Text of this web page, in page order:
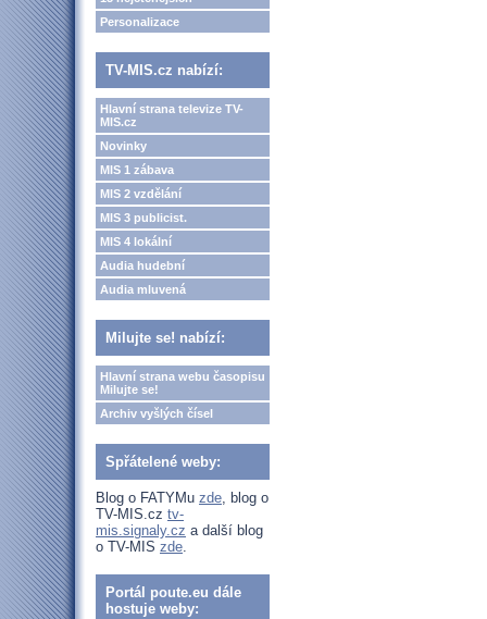
Personalizace
TV-MIS.cz nabízí:
Hlavní strana televize TV-
MIS.cz
Novinky
MIS 1 zábava
MIS 2 vzdělání
MIS 3 publicist.
MIS 4 lokální
Audia hudební
Audia mluvená
Milujte se! nabízí:
Hlavní strana webu časopisu
Milujte se!
Archiv vyšlých čísel
Spřátelené weby:
Blog o FATYMu zde, blog o
TV-MIS.cz tv-
mis.signaly.cz a další blog
o TV-MIS zde.
Portál poute.eu dále
hostuje weby: